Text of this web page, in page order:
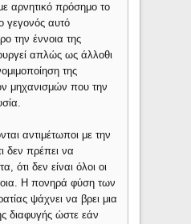
αρνητικό πρόσημο το
γεγονός αυτό
την έννοια της
απλώς ως άλλοθι
της
μηχανισμών που την
αντιμέτωποι με την
δεν πρέπει να
ότι δεν είναι όλοι οι
Η πονηρά φύση των
ψάχνει να βρει μια
διαφυγής ώστε εάν